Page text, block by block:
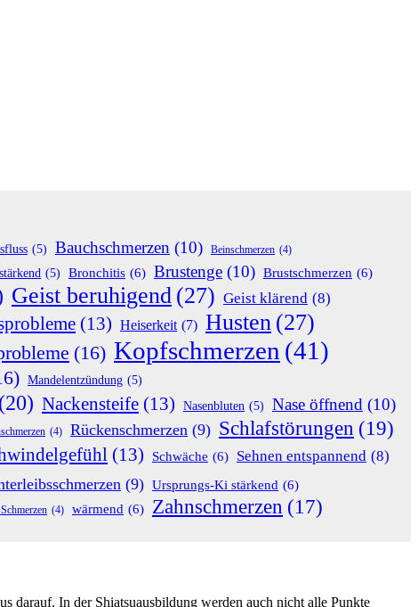
(5) Bauchschmerzen (10) Beinschmerzen (4)
(5) Bronchitis (6) Brustenge (10) Brustschmerzen (6)
Geist beruhigend (27) Geist klärend (8)
(13) Heiserkeit (7) Husten (27)
(16) Kopfschmerzen (41)
Mandelentzündung (5)
(20) Nackensteife (13) Nasenbluten (5) Nase öffnend (10)
(4) Rückenschmerzen (9) Schlafstörungen (19)
(13) Schwäche (6) Sehnen entspannend (8)
(9) Ursprungs-Ki stärkend (6)
(4) wärmend (6) Zahnschmerzen (17)
darauf. In der Shiatsuausbildung werden auch nicht alle Punkte